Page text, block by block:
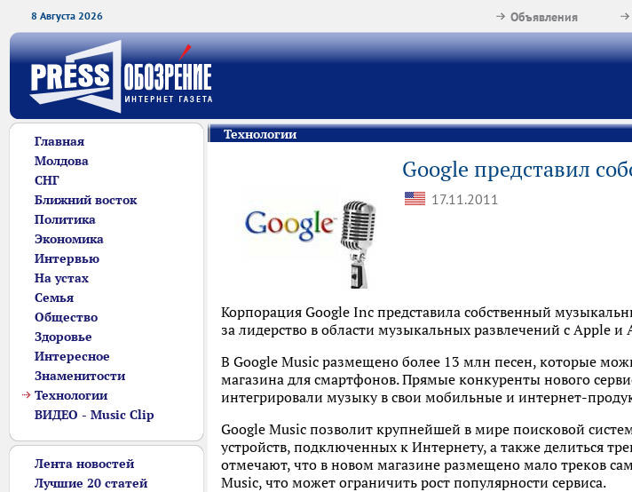
8 Августа 2026 Объявления
Главная
Молдова
СНГ
Ближний восток
Политика
Экономика
Интервью
На устах
Семья
Общество
Здоровье
Интересное
Знаменитости
Технологии
ВИДЕО - Music Clip
Лента новостей
Лучшие 20 статей
Технологии
Google представил
17.11.2011
Корпорация Google Inc представила собственный
за лидерство в области музыкальных развлечений с Apple
В Google Music размещено более 13 млн песен, которые
магазина для смартфонов. Прямые конкуренты нового
интегрировали музыку в свои мобильные и интернет-
Google Music позволит крупнейшей в мире поисковой
устройств, подключенных к Интернету, а также делиться
отмечают, что в новом магазине размещено мало треков
Music, что может ограничить рост популярности сервиса.